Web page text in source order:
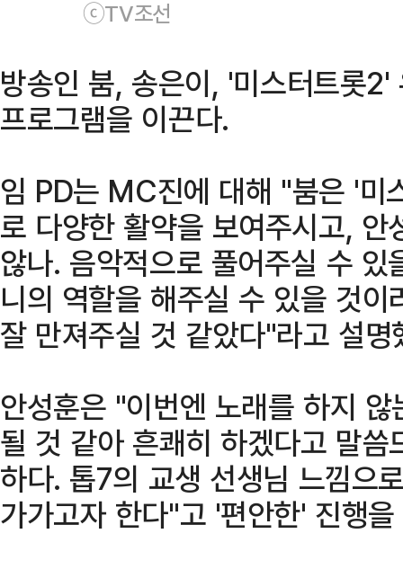
ⓒTV조선
방송인 붐, 송은이, '미스터트롯
프로그램을 이끈다.
임 PD는 MC진에 대해 "붐은 '미
로 다양한 활약을 보여주시고,
않나. 음악적으로 풀어주실 수
니의 역할을 해주실 수 있을 것
잘 만져주실 것 같았다"라고 설명
안성훈은 "이번엔 노래를 하지
될 것 같아 흔쾌히 하겠다고 말
하다. 톱7의 교생 선생님 느낌으
가가고자 한다"고 '편안한' 진행